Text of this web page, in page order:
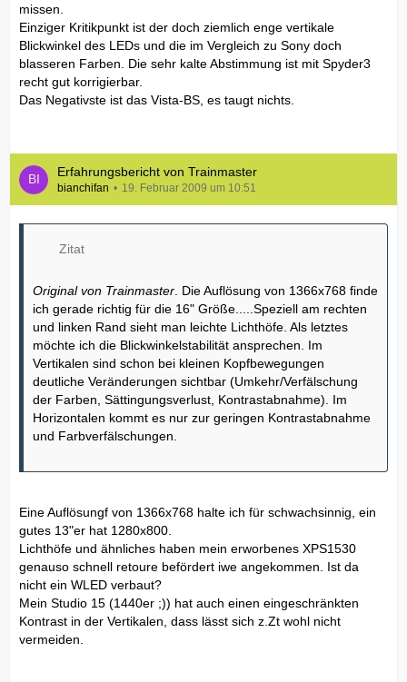
missen.
Einziger Kritikpunkt ist der doch ziemlich enge vertikale
Blickwinkel des LEDs und die im Vergleich zu Sony doch
blasseren Farben. Die sehr kalte Abstimmung ist mit Spyder3
recht gut korrigierbar.
Das Negativste ist das Vista-BS, es taugt nichts.
Erfahrungsbericht von Trainmaster
bianchifan 19. Februar 2009 um 10:51
Zitat
Original von Trainmaster . Die Auflösung von 1366x768 finde
ich gerade richtig für die 16" Größe.....Speziell am rechten
und linken Rand sieht man leichte Lichthöfe. Als letztes
möchte ich die Blickwinkelstabilität ansprechen. Im
Vertikalen sind schon bei kleinen Kopfbewegungen
deutliche Veränderungen sichtbar (Umkehr/Verfälschung
der Farben, Sättingungsverlust, Kontrastabnahme). Im
Horizontalen kommt es nur zur geringen Kontrastabnahme
und Farbverfälschungen.
Eine Auflösungf von 1366x768 halte ich für schwachsinnig, ein
gutes 13"er hat 1280x800.
Lichthöfe und ähnliches haben mein erworbenes XPS1530
genauso schnell retoure befördert iwe angekommen. Ist da
nicht ein WLED verbaut?
Mein Studio 15 (1440er ;)) hat auch einen eingeschränkten
Kontrast in der Vertikalen, dass lässt sich z.Zt wohl nicht
vermeiden.